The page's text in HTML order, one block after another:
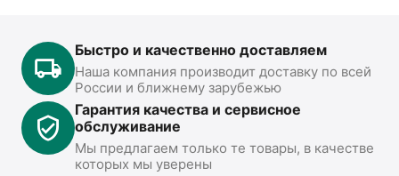
Быстро и качественно доставляем
Наша компания производит доставку по всей
России и ближнему зарубежью
Гарантия качества и сервисное
обслуживание
Мы предлагаем только те товары, в качестве
которых мы уверены